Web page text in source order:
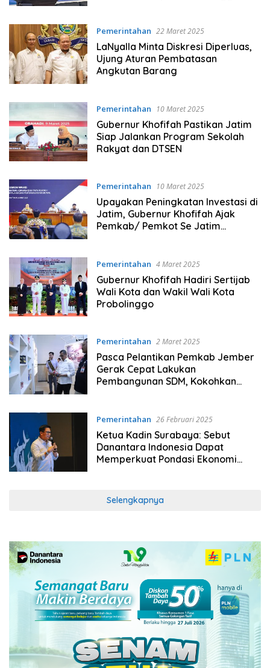
Pemerintahan 22 Maret 2025
LaNyalla Minta Diskresi Diperluas,
Ujung Aturan Pembatasan
Angkutan Barang
Pemerintahan 10 Maret 2025
Gubernur Khofifah Pastikan Jatim
Siap Jalankan Program Sekolah
Rakyat dan DTSEN
Pemerintahan 10 Maret 2025
Upayakan Peningkatan Investasi di
Jatim, Gubernur Khofifah Ajak
Pemkab/ Pemkot Se Jatim
Pemerintahan 4 Maret 2025
Gubernur Khofifah Hadiri Sertijab
Wali Kota dan Wakil Wali Kota
Probolinggo
Pemerintahan 2 Maret 2025
Pasca Pelantikan Pemkab Jember
Gerak Cepat Lakukan
Pembangunan SDM, Kokohkan
Pemerintahan 26 Februari 2025
Ketua Kadin Surabaya: Sebut
Danantara Indonesia Dapat
Memperkuat Pondasi Ekonomi
Selengkapnya